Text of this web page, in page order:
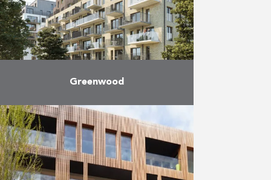
Meer
Greenwood
Het Greenwood-Woluwe project is
een project met luxewoningen,
dat werd ontwikkeld door de
architecten J. Matecki en Cerau
Architects Partners. Het omvat
studio’s, 1-, 2- …